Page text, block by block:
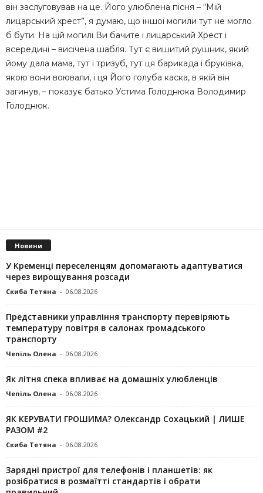
він заслуговував на це. Його улюблена пісня – “Мій
лицарський хрест”, я думаю, що іншої могили тут не могло
б бути. На цій могилі Ви бачите і лицарський Хрест і
всередині – висічена шабля. Тут є вишитий рушник, який
йому дала мама, тут і тризуб, тут ця барикада і бруківка,
якою вони воювали, і ця Його голуба каска, в якій він
загинув, – показує батько Устима Голоднюка Володимир
Голоднюк.
Новини
У Кременці переселенцям допомагають адаптуватися
через вирощування розсади
Скиба Тетяна - 06.08.2026
Представники управління транспорту перевіряють
температуру повітря в салонах громадського
транспорту
Чепіль Олена - 06.08.2026
Як літня спека впливає на домашніх улюбленців
Чепіль Олена - 06.08.2026
ЯК КЕРУВАТИ ГРОШИМА? Олександр Сохацький | ЛИШЕ
РАЗОМ #2
Скиба Тетяна - 06.08.2026
Зарядні пристрої для телефонів і планшетів: як
розібратися в розмаїтті стандартів і обрати